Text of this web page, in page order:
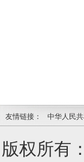
友情链接： 中华人民
版权所有